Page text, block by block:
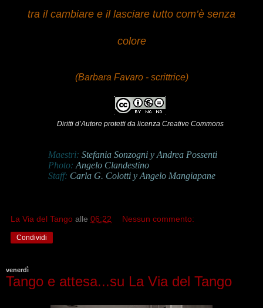
tra il cambiare e il lasciare tutto com’è senza
colore
(Barbara Favaro - scrittrice)
Diritti d’Autore protetti da licenza Creative Commons
Maestri: Stefania Sonzogni y Andrea Possenti
Photo: Angelo Clandestino
Staff: Carla G. Colotti y Angelo Mangiapane
La Via del Tango alle 06:22 Nessun commento:
Condividi
venerdì
Tango e attesa...su La Via del Tango